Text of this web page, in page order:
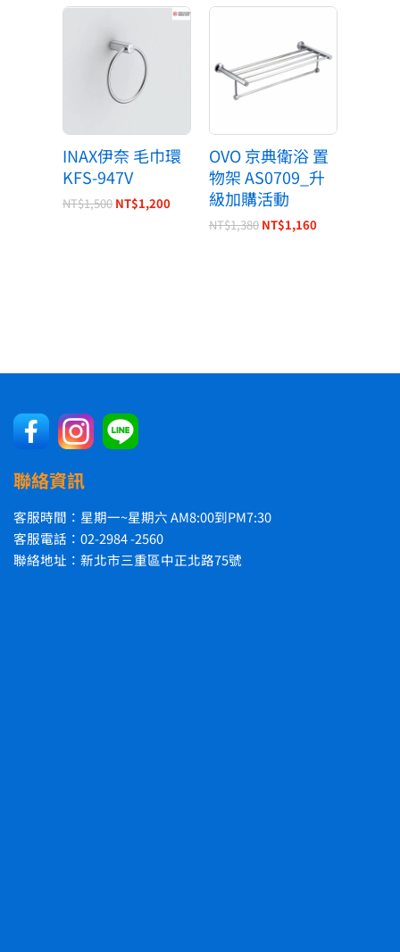
INAX伊奈 毛巾環
KFS-947V
NT$1,500
原
價
格：
NT$1,500。
NT$1,200
目
NT$1,200。
OVO 京典衛浴 置
物架 AS0709_升
級加購活動
NT$1,380
原
格：
NT$1,380。
NT$1,160
目
格：
NT$1,160。
聯絡資訊
客服時間：星期一~星期六 AM8:00到PM7:30
客服電話：02-2984 -2560
聯絡地址：新北市三重區中正北路75號